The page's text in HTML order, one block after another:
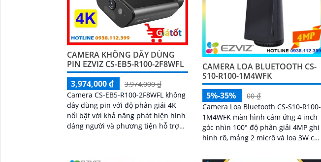
CAMERA KHÔNG DÂY DÙNG
PIN EZVIZ CS-EB5-R100-2F8WFL
3,974,000 ₫
3,974,000 ₫
Camera CS-EB5-R100-2F8WFL không
dây dùng pin với độ phân giải 4K
nổi bật với khả năng phát hiện hình
dáng người và phương tiện hỗ trợ
CAMERA LOA BLUETOOTH CS-
S10-R100-1M4WFK
5%-35%
00 ₫
Camera Loa Bluetooth CS-S10-R100-
1M4WFK màn hình cảm ứng 4 inch
góc nhìn 100° độ phân giải 4MP ghi
hình rõ, mảng 2 micrô và loa 3W cho